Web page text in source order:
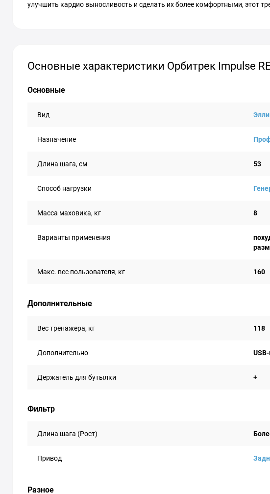
улучшить кардио выносливость и сделать их более комфортными, этот
Основные характеристики Орбитрек Impulse
Основные
Вид
Назначение
Длина шага, см 53
Способ нагрузки
Масса маховика, кг 8
Варианты применения
Макс. вес пользователя, кг 160
Дополнительные
Вес тренажера, кг 118
Дополнительно
Держатель для бутылки +
Фильтр
Длина шага (Рост)
Привод
Разное